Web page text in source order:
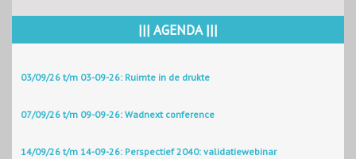
||| AGENDA |||
03/09/26 t/m 03-09-26: Ruimte in de drukte
07/09/26 t/m 09-09-26: Wadnext conference
14/09/26 t/m 14-09-26: Perspectief 2040: validatiewebinar